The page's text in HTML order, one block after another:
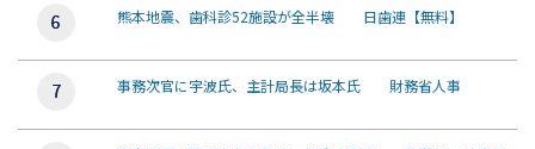
熊本地震、歯科診52施設が全半壊 日歯連【無料】
事務次官に宇波氏、主計局長は坂本氏 財務省人事